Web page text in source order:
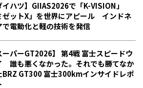
イハツ】GIIAS2026で「K-VISION」
ゼットX」を世界にアピール インドネ
で電動化と軽の技術を発信
ーパーGT2026】 第4戦 富士スピードウ
誰も悪くなかった。それでも勝てなか
――BRZ GT300 富士300kmインサイドレポ